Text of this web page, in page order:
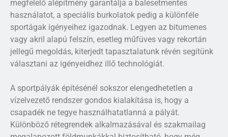
megfelelő alépítmény garantálja a balesetmentes
használatot, a speciális burkolatok pedig a különféle
sportágak igényeihez igazodnak. Legyen az bitumenes
vagy akril alapú felszín, esetleg műfüves vagy rekortán
jellegű megoldás, kiterjedt tapasztalatunk révén segítünk
választani az igényeidhez illő technológiát.
A sportpályák építésénél sokszor elengedhetetlen a
vízelvezető rendszer gondos kialakítása is, hogy a
csapadék ne tegye használhatatlanná a pályát.
Különböző rétegrendek alkalmazásával és szakmailag